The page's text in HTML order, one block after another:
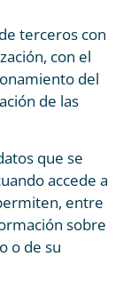
terceros con
con el
del
de las
que se
accede a
entre
sobre
o de su